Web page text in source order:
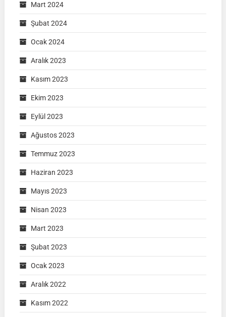
Mart 2024
Şubat 2024
Ocak 2024
Aralık 2023
Kasım 2023
Ekim 2023
Eylül 2023
Ağustos 2023
Temmuz 2023
Haziran 2023
Mayıs 2023
Nisan 2023
Mart 2023
Şubat 2023
Ocak 2023
Aralık 2022
Kasım 2022